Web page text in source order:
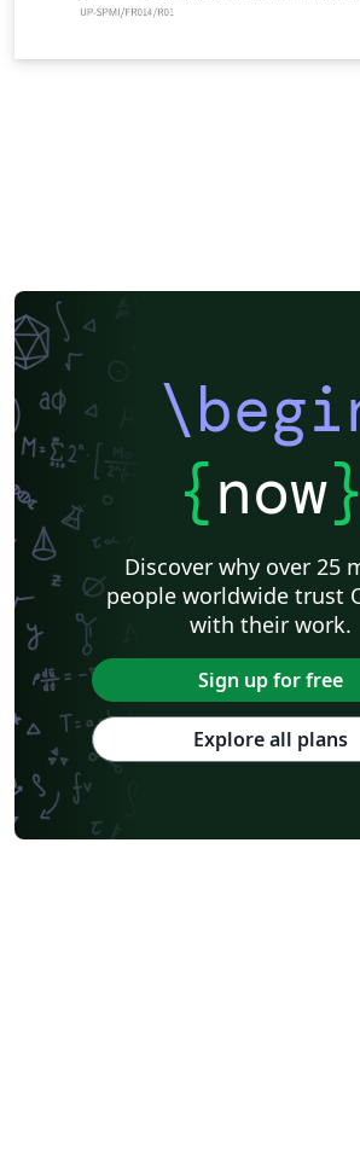
{now}
Discover why over 25
people worldwide trust
with their work.
Sign up for free
Explore all plans